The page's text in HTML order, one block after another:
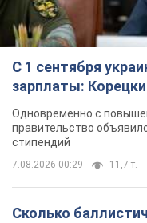
С 1 сентября
зарплаты:
Одновременно с
правительство
стипендий
7.08.2026 00:29 11,7 т.
Сколько